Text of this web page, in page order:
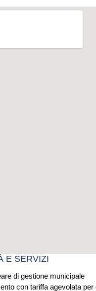
E SERVIZI
di gestione municipale
con tariffa agevolata per